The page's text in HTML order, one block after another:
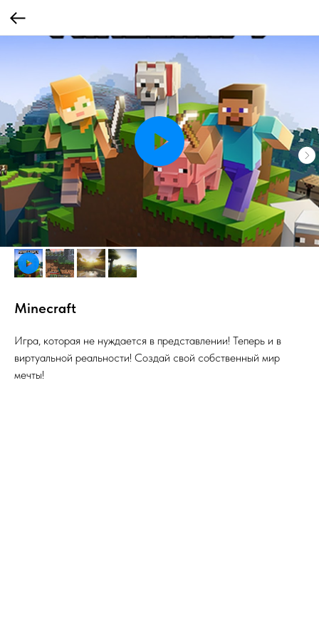
Minecraft
Игра, которая не нуждается в представлении! Теперь и в
виртуальной реальности! Создай свой собственный мир
мечты!